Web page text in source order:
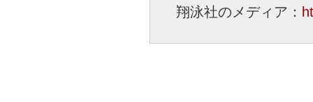
翔泳社のメディア：